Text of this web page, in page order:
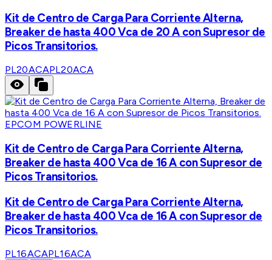
Kit de Centro de Carga Para Corriente Alterna,
Breaker de hasta 400 Vca de 20 A con Supresor de
Picos Transitorios.
PL20ACAPL20ACA
EPCOM POWERLINE
Kit de Centro de Carga Para Corriente Alterna,
Breaker de hasta 400 Vca de 16 A con Supresor de
Picos Transitorios.
Kit de Centro de Carga Para Corriente Alterna,
Breaker de hasta 400 Vca de 16 A con Supresor de
Picos Transitorios.
PL16ACAPL16ACA